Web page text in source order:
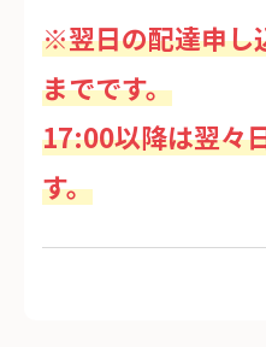
※翌日の配達申し
までです。
17:00以降は翌々
す。